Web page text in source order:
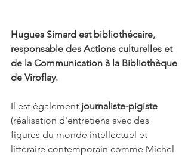
Hugues Simard est bibliothécaire,
responsable des Actions culturelles et
de la Communication à la Bibliothèque
de Viroflay.
Il est également journaliste-pigiste
(réalisation d'entretiens avec des
figures du monde intellectuel et
littéraire contemporain comme Michel